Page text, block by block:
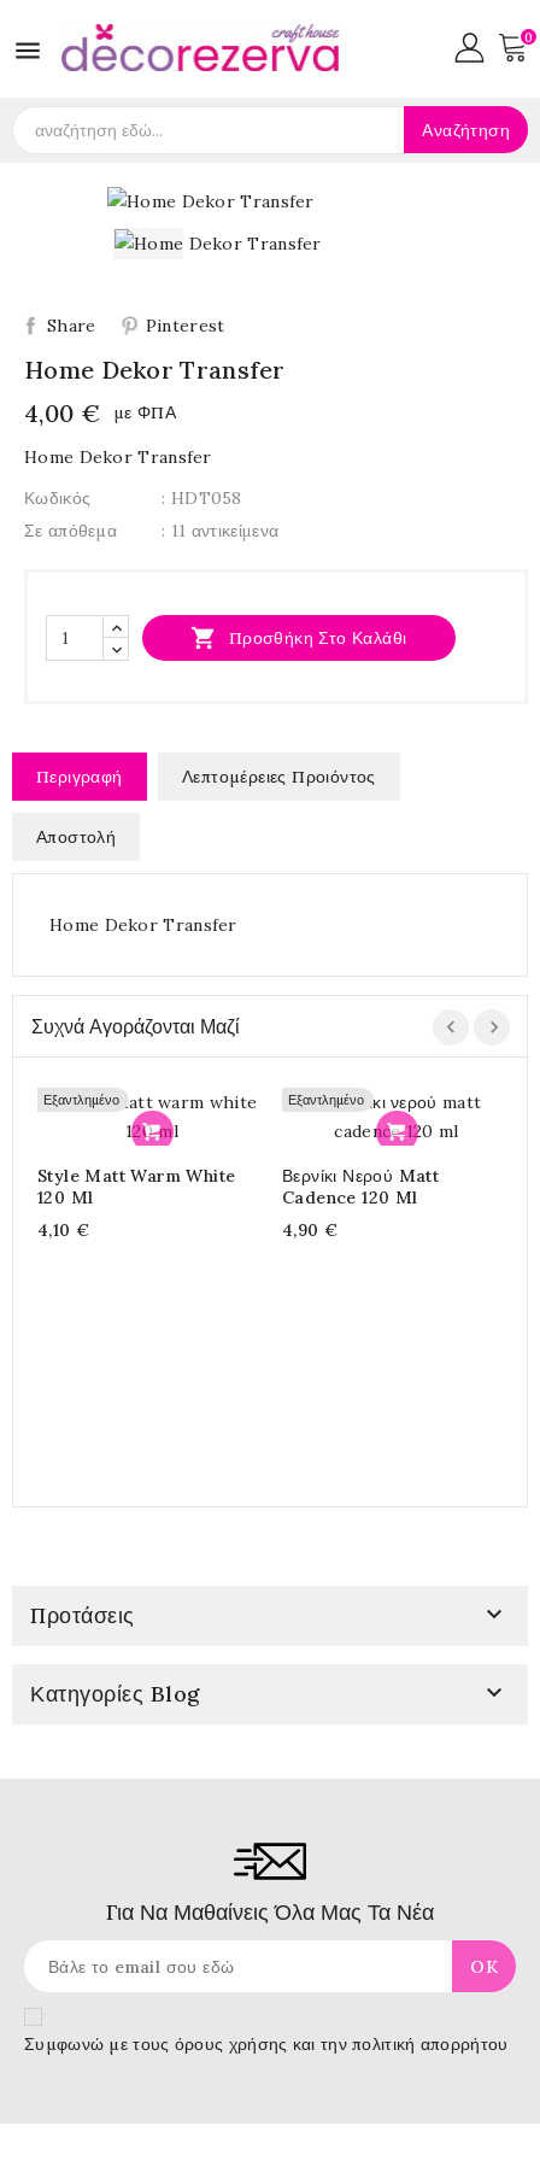
 0
Αναζήτηση
Share Pinterest
Home Dekor Transfer
4,00 €
με ΦΠΑ
Home Dekor Transfer
Κωδικός
: HDT058
Σε απόθεμα
: 11 αντικείμενα
 Προσθήκη Στο Καλάθι
Περιγραφή Λεπτομέρειες Προιόντος
Αποστολή
Home Dekor Transfer
Συχνά Αγοράζονται Μαζί
Εξαντλημένο
Style Matt Warm White
120 Ml
4,10 €
Εξαντλημένο
Βερνίκι Νερού Matt
Cadence 120 Ml
4,90 €
Προτάσεις 
Κατηγορίες Blog 
Για Να Μαθαίνεις Όλα Μας Τα Νέα
Συμφωνώ με τους όρους χρήσης και την πολιτική απορρήτου